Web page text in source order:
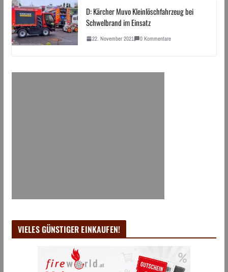
D: Kärcher Muvo Kleinlöschfahrzeug bei
Schwelbrand im Einsatz
22. November 2021 0 Kommentare
VIELES GÜNSTIGER EINKAUFEN!